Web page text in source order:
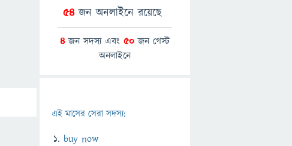
54জন অনলাইনে রয়েছে
4 জন সদস্য এবং 50 জন গেস্ট
অনলাইনে
এই মাসের সেরা সদস্য:
buy now